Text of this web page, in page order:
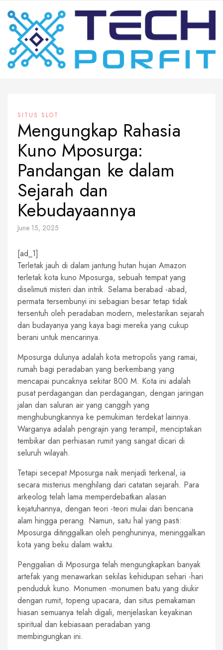
content
SITUS SLOT
Mengungkap Rahasia
Kuno Mposurga:
Pandangan ke dalam
Sejarah dan
Kebudayaannya
June 15, 2025
[ad_1]
Terletak jauh di dalam jantung hutan hujan Amazon
terletak kota kuno Mposurga, sebuah tempat yang
diselimuti misteri dan intrik. Selama berabad -abad,
permata tersembunyi ini sebagian besar tetap tidak
tersentuh oleh peradaban modern, melestarikan sejarah
dan budayanya yang kaya bagi mereka yang cukup
berani untuk mencarinya.
Mposurga dulunya adalah kota metropolis yang ramai,
rumah bagi peradaban yang berkembang yang
mencapai puncaknya sekitar 800 M. Kota ini adalah
pusat perdagangan dan perdagangan, dengan jaringan
jalan dan saluran air yang canggih yang
menghubungkannya ke pemukiman terdekat lainnya.
Warganya adalah pengrajin yang terampil, menciptakan
tembikar dan perhiasan rumit yang sangat dicari di
seluruh wilayah.
Tetapi secepat Mposurga naik menjadi terkenal, ia
secara misterius menghilang dari catatan sejarah. Para
arkeolog telah lama memperdebatkan alasan
kejatuhannya, dengan teori -teori mulai dari bencana
alam hingga perang. Namun, satu hal yang pasti:
Mposurga ditinggalkan oleh penghuninya, meninggalkan
kota yang beku dalam waktu.
Penggalian di Mposurga telah mengungkapkan banyak
artefak yang menawarkan sekilas kehidupan sehari -hari
penduduk kuno. Monumen -monumen batu yang diukir
dengan rumit, topeng upacara, dan situs pemakaman
hiasan semuanya telah digali, menjelaskan keyakinan
spiritual dan kebiasaan peradaban yang
membingungkan ini.